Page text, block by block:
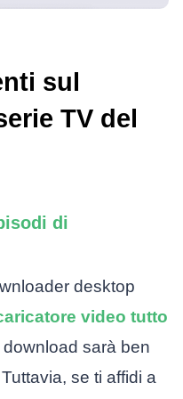
sul
TV del
di
desktop
video tutto
download sarà ben
se ti affidi a